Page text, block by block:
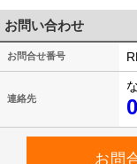
お問い合わせ
お問合せ番号
連絡先